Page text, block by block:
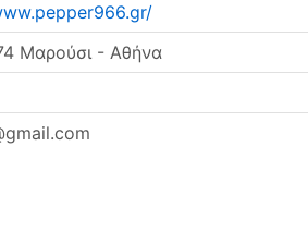
Μαρούσι - Αθήνα